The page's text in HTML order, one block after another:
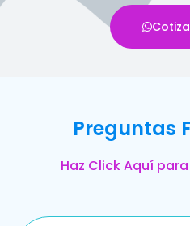
Preguntas
Haz Click Aquí